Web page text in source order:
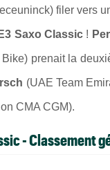
filer vers
E3 Saxo Classic !
prenait la
(UAE Team
CMA CGM).
- Classement